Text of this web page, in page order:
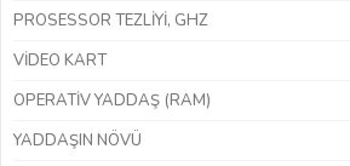
PROSESSOR TEZLIYI, GHZ
VIDEO KART
OPERATIV YADDAŞ (RAM)
YADDAŞIN NÖVÜ